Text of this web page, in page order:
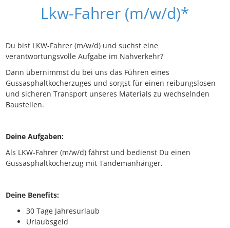
Lkw-Fahrer (m/w/d)*
Du bist LKW-Fahrer (m/w/d) und suchst eine
verantwortungsvolle Aufgabe im Nahverkehr?
Dann übernimmst du bei uns das Führen eines
Gussasphaltkocherzuges und sorgst für einen reibungslosen
und sicheren Transport unseres Materials zu wechselnden
Baustellen.
Deine Aufgaben:
Als LKW-Fahrer (m/w/d) fährst und bedienst Du einen
Gussasphaltkocherzug mit Tandemanhänger.
Deine Benefits:
30 Tage Jahresurlaub
Urlaubsgeld